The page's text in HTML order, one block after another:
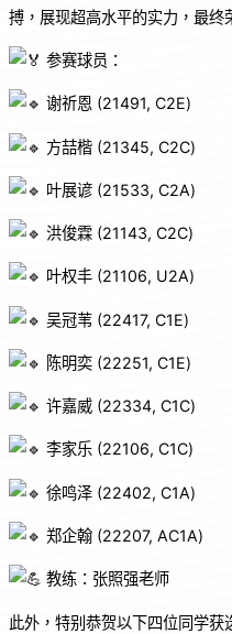
搏，展现超高水平的实力，最终
参赛球员：
谢祈恩 (21491, C2E)
方喆楷 (21345, C2C)
叶展谚 (21533, C2A)
洪俊霖 (21143, C2C)
叶权丰 (21106, U2A)
吴冠苇 (22417, C1E)
陈明奕 (22251, C1E)
许嘉威 (22334, C1C)
李家乐 (22106, C1C)
徐鸣泽 (22402, C1A)
郑企翰 (22207, AC1A)
教练：张照强老师
此外，特别恭贺以下四位同学